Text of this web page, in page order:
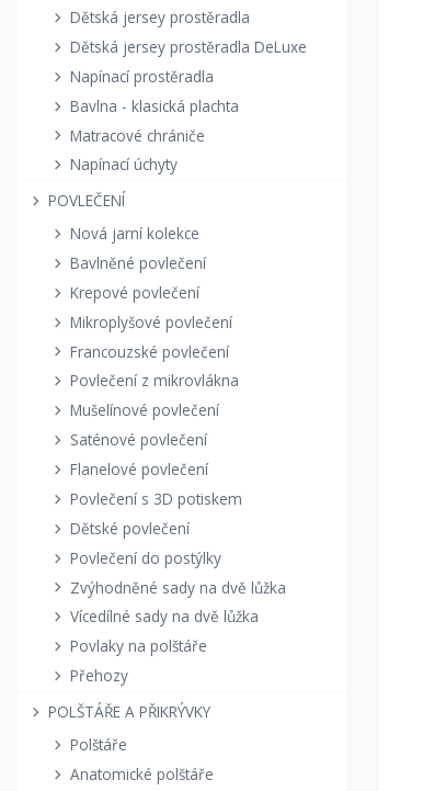
Dětská jersey prostěradla
Dětská jersey prostěradla DeLuxe
Napínací prostěradla
Bavlna - klasická plachta
Matracové chrániče
Napínací úchyty
POVLEČENÍ
Nová jarní kolekce
Bavlněné povlečení
Krepové povlečení
Mikroplyšové povlečení
Francouzské povlečení
Povlečení z mikrovlákna
Mušelínové povlečení
Saténové povlečení
Flanelové povlečení
Povlečení s 3D potiskem
Dětské povlečení
Povlečení do postýlky
Zvýhodněné sady na dvě lůžka
Vícedílné sady na dvě lůžka
Povlaky na polštáře
Přehozy
POLŠTÁŘE A PŘIKRÝVKY
Polštáře
Anatomické polštáře